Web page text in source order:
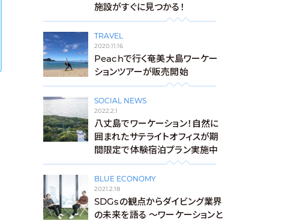
施設がすぐに見つかる！
TRAVEL
2020.11.16
Peachで行く奄美大島ワーケー
ションツアーが販売開始
SOCIAL NEWS
2022.2.1
八丈島でワーケーション！自然に
囲まれたサテライトオフィスが期
間限定で体験宿泊プラン実施中
BLUE ECONOMY
2021.2.18
SDGsの観点からダイビング業界
の未来を語る 〜ワーケーションと